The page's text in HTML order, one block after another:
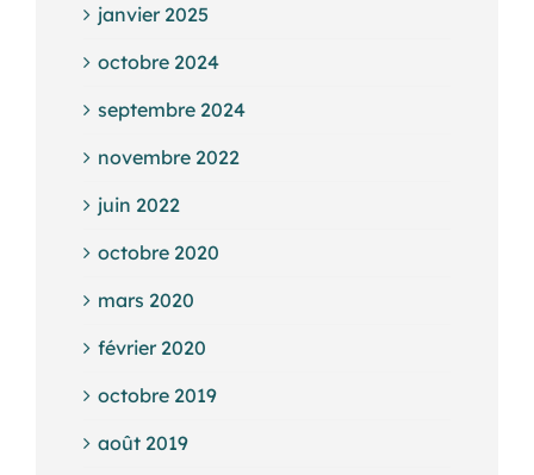
janvier 2025
octobre 2024
septembre 2024
novembre 2022
juin 2022
octobre 2020
mars 2020
février 2020
octobre 2019
août 2019